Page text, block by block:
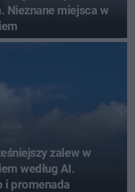
Nieznane miejsca w
zalew w
według AI.
i promenada